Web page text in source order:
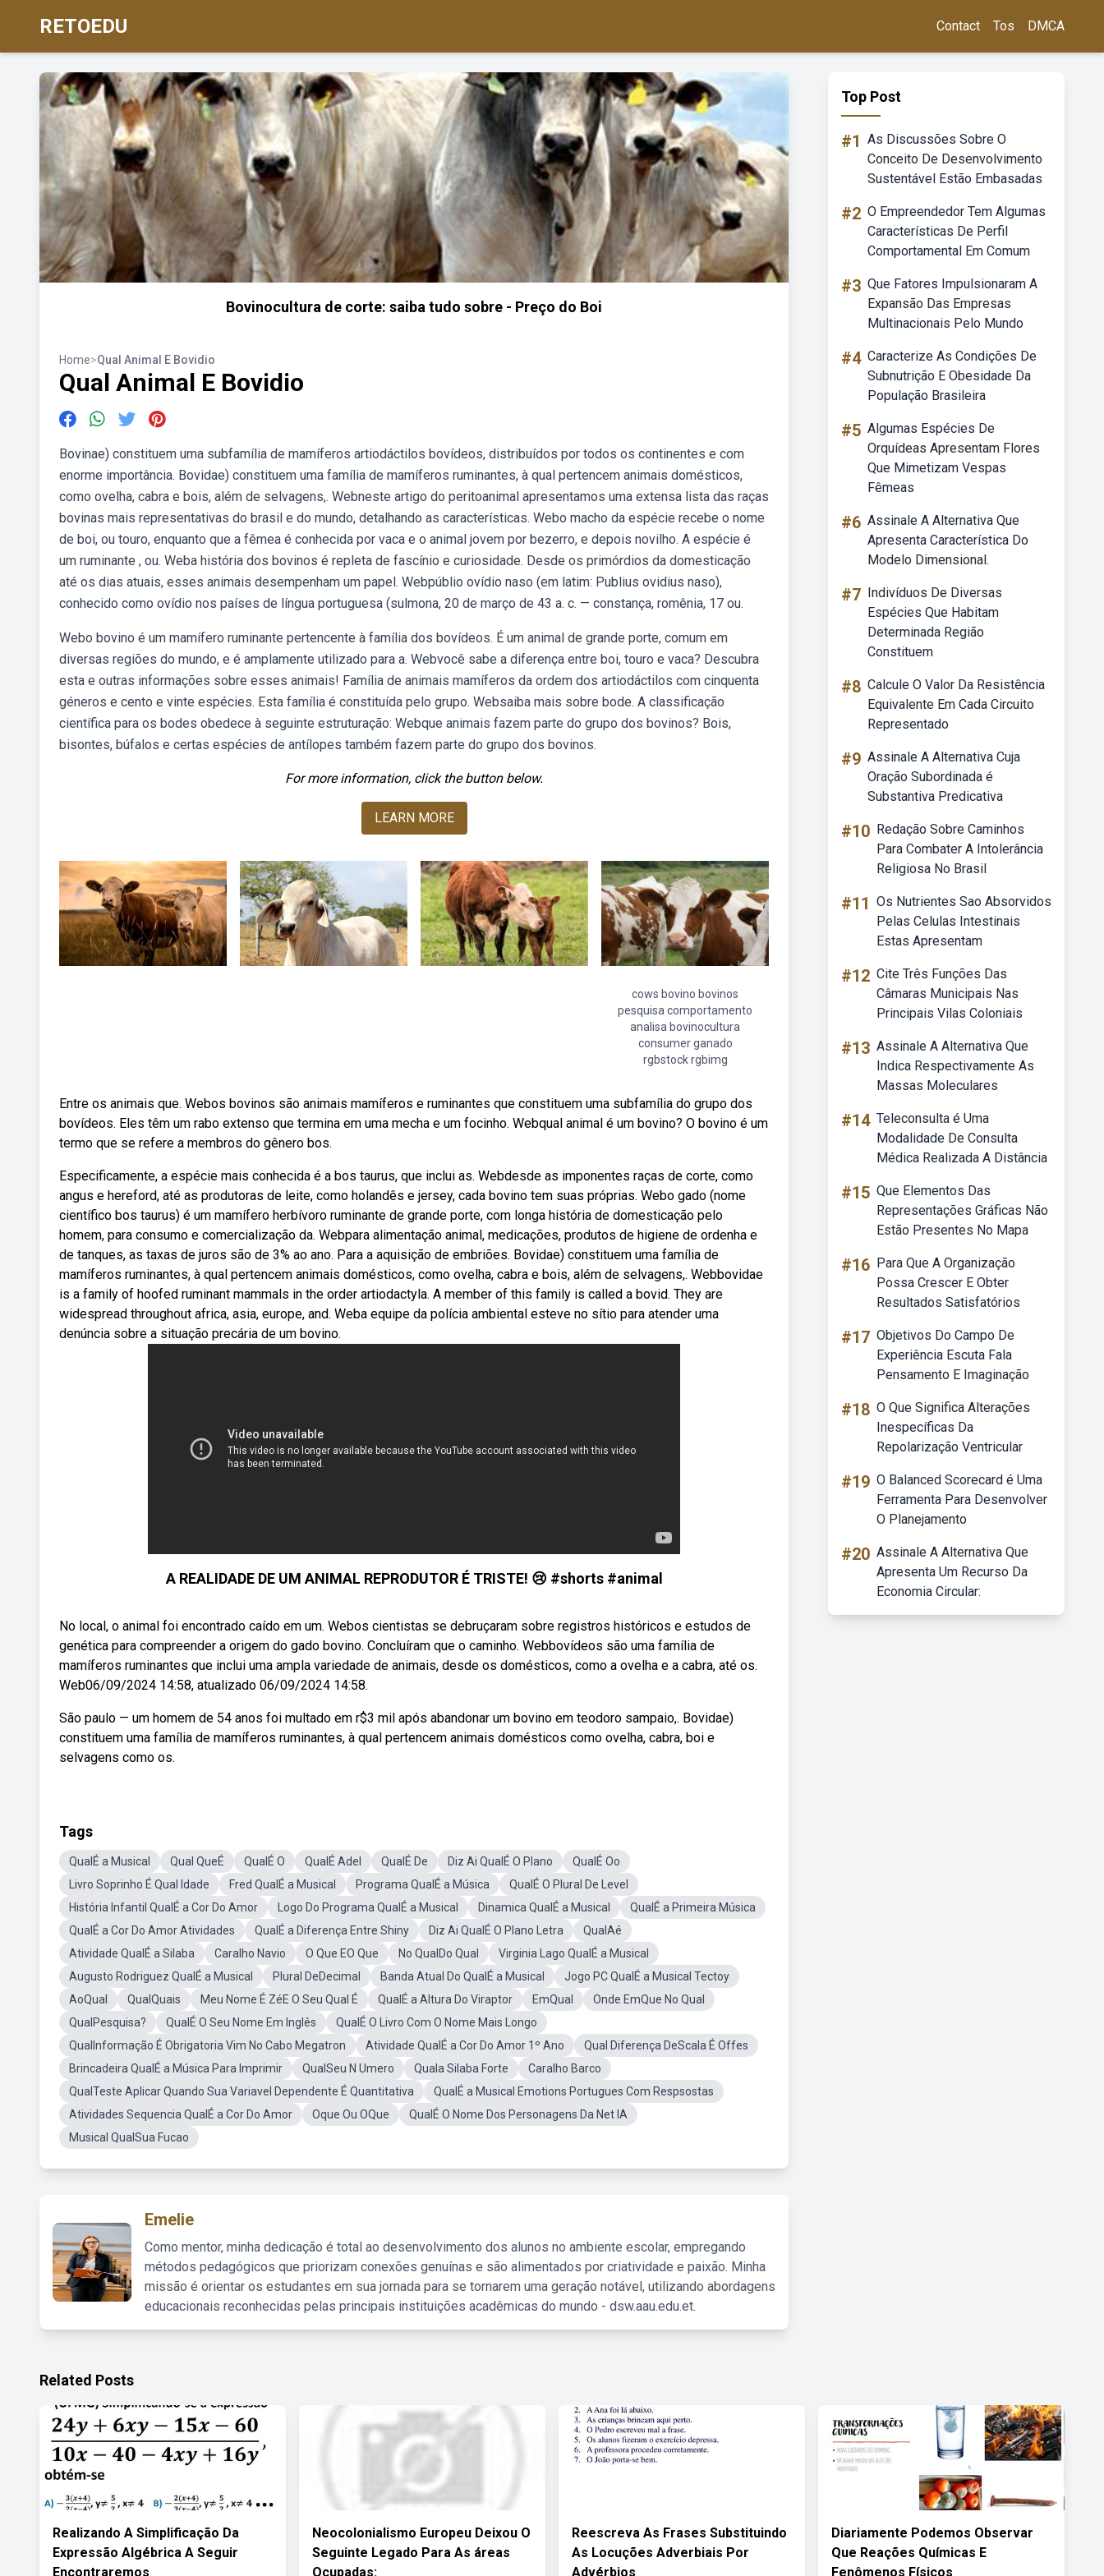
RETOEDU Contact Tos DMCA
Bovinocultura de corte: saiba tudo sobre - Preço do Boi
Home>Qual Animal E Bovidio
Qual Animal E Bovidio
Bovinae) constituem uma subfamília de mamíferos artiodáctilos bovídeos, distribuídos por todos os continentes e com
enorme importância. Bovidae) constituem uma família de mamíferos ruminantes, à qual pertencem animais domésticos,
como ovelha, cabra e bois, além de selvagens,. Webneste artigo do peritoanimal apresentamos uma extensa lista das raças
bovinas mais representativas do brasil e do mundo, detalhando as características. Webo macho da espécie recebe o nome
de boi, ou touro, enquanto que a fêmea é conhecida por vaca e o animal jovem por bezerro, e depois novilho. A espécie é
um ruminante , ou. Weba história dos bovinos é repleta de fascínio e curiosidade. Desde os primórdios da domesticação
até os dias atuais, esses animais desempenham um papel. Webpúblio ovídio naso (em latim: Publius ovidius naso),
conhecido como ovídio nos países de língua portuguesa (sulmona, 20 de março de 43 a. c. — constança, romênia, 17 ou.
Webo bovino é um mamífero ruminante pertencente à família dos bovídeos. É um animal de grande porte, comum em
diversas regiões do mundo, e é amplamente utilizado para a. Webvocê sabe a diferença entre boi, touro e vaca? Descubra
esta e outras informações sobre esses animais! Família de animais mamíferos da ordem dos artiodáctilos com cinquenta
géneros e cento e vinte espécies. Esta família é constituída pelo grupo. Websaiba mais sobre bode. A classificação
científica para os bodes obedece à seguinte estruturação: Webque animais fazem parte do grupo dos bovinos? Bois,
bisontes, búfalos e certas espécies de antílopes também fazem parte do grupo dos bovinos.
For more information, click the button below.
LEARN MORE
cows bovino bovinos
pesquisa comportamento
analisa bovinocultura
consumer ganado
rgbstock rgbimg
Entre os animais que. Webos bovinos são animais mamíferos e ruminantes que constituem uma subfamília do grupo dos
bovídeos. Eles têm um rabo extenso que termina em uma mecha e um focinho. Webqual animal é um bovino? O bovino é um
termo que se refere a membros do gênero bos.
Especificamente, a espécie mais conhecida é a bos taurus, que inclui as. Webdesde as imponentes raças de corte, como
angus e hereford, até as produtoras de leite, como holandês e jersey, cada bovino tem suas próprias. Webo gado (nome
científico bos taurus) é um mamífero herbívoro ruminante de grande porte, com longa história de domesticação pelo
homem, para consumo e comercialização da. Webpara alimentação animal, medicações, produtos de higiene de ordenha e
de tanques, as taxas de juros são de 3% ao ano. Para a aquisição de embriões. Bovidae) constituem uma família de
mamíferos ruminantes, à qual pertencem animais domésticos, como ovelha, cabra e bois, além de selvagens,. Webbovidae
is a family of hoofed ruminant mammals in the order artiodactyla. A member of this family is called a bovid. They are
widespread throughout africa, asia, europe, and. Weba equipe da polícia ambiental esteve no sítio para atender uma
denúncia sobre a situação precária de um bovino.
A REALIDADE DE UM ANIMAL REPRODUTOR É TRISTE! 😢 #shorts #animal
No local, o animal foi encontrado caído em um. Webos cientistas se debruçaram sobre registros históricos e estudos de
genética para compreender a origem do gado bovino. Concluíram que o caminho. Webbovídeos são uma família de
mamíferos ruminantes que inclui uma ampla variedade de animais, desde os domésticos, como a ovelha e a cabra, até os.
Web06/09/2024 14:58, atualizado 06/09/2024 14:58.
São paulo — um homem de 54 anos foi multado em r$3 mil após abandonar um bovino em teodoro sampaio,. Bovidae)
constituem uma família de mamíferos ruminantes, à qual pertencem animais domésticos como ovelha, cabra, boi e
selvagens como os.
Tags
QualÉ a Musical Qual QueÉ QualÉ O QualÉ Adel QualÉ De Diz Ai QualÉ O Plano
QualÉ Oo
Livro Soprinho É Qual Idade
Fred QualÉ a Musical Programa QualÉ a Música
QualÉ O Plural De Level
História Infantil QualÉ a Cor Do Amor
Logo Do Programa QualÉ a Musical Dinamica QualÉ a Musical
QualÉ a Primeira Música
QualÉ a Cor Do Amor Atividades
QualÉ a Diferença Entre Shiny Diz Ai QualÉ O Plano Letra
QualAé
Atividade QualÉ a Silaba
Caralho Navio O Que EO Que No QualDo Qual
Virginia Lago QualÉ a Musical
Augusto Rodriguez QualÉ a Musical
Plural DeDecimal Banda Atual Do QualÉ a Musical
Jogo PC QualÉ a Musical Tectoy
AoQual
QualQuais Meu Nome É ZéE O Seu Qual É QualÉ a Altura Do Viraptor EmQual
Onde EmQue No Qual
QualPesquisa?
QualÉ O Seu Nome Em Inglês
QualÉ O Livro Com O Nome Mais Longo
QualInformação É Obrigatoria Vim No Cabo Megatron
Atividade QualÉ a Cor Do Amor 1º Ano
Qual Diferença DeScala É Offes
Brincadeira QualÉ a Música Para Imprimir
QualSeu N Umero Quala Silaba Forte
Caralho Barco
QualTeste Aplicar Quando Sua Variavel Dependente É Quantitativa
QualÉ a Musical Emotions Portugues Com Respsostas
Atividades Sequencia QualÉ a Cor Do Amor
Oque Ou OQue
QualÉ O Nome Dos Personagens Da Net IA
Musical QualSua Fucao
Emelie
Como mentor, minha dedicação é total ao desenvolvimento dos alunos no ambiente escolar, empregando
métodos pedagógicos que priorizam conexões genuínas e são alimentados por criatividade e paixão. Minha
missão é orientar os estudantes em sua jornada para se tornarem uma geração notável, utilizando abordagens
educacionais reconhecidas pelas principais instituições acadêmicas do mundo - dsw.aau.edu.et.
Top Post
#1 As Discussões Sobre O
Conceito De Desenvolvimento
Sustentável Estão Embasadas
#2 O Empreendedor Tem Algumas
Características De Perfil
Comportamental Em Comum
#3 Que Fatores Impulsionaram A
Expansão Das Empresas
Multinacionais Pelo Mundo
#4 Caracterize As Condições De
Subnutrição E Obesidade Da
População Brasileira
#5 Algumas Espécies De
Orquídeas Apresentam Flores
Que Mimetizam Vespas
Fêmeas
#6 Assinale A Alternativa Que
Apresenta Característica Do
Modelo Dimensional.
#7 Indivíduos De Diversas
Espécies Que Habitam
Determinada Região
Constituem
#8 Calcule O Valor Da Resistência
Equivalente Em Cada Circuito
Representado
#9 Assinale A Alternativa Cuja
Oração Subordinada é
Substantiva Predicativa
#10 Redação Sobre Caminhos
Para Combater A Intolerância
Religiosa No Brasil
#11 Os Nutrientes Sao Absorvidos
Pelas Celulas Intestinais
Estas Apresentam
#12 Cite Três Funções Das
Câmaras Municipais Nas
Principais Vilas Coloniais
#13 Assinale A Alternativa Que
Indica Respectivamente As
Massas Moleculares
#14 Teleconsulta é Uma
Modalidade De Consulta
Médica Realizada A Distância
#15 Que Elementos Das
Representações Gráficas Não
Estão Presentes No Mapa
#16 Para Que A Organização
Possa Crescer E Obter
Resultados Satisfatórios
#17 Objetivos Do Campo De
Experiência Escuta Fala
Pensamento E Imaginação
#18 O Que Significa Alterações
Inespecíficas Da
Repolarização Ventricular
#19 O Balanced Scorecard é Uma
Ferramenta Para Desenvolver
O Planejamento
#20 Assinale A Alternativa Que
Apresenta Um Recurso Da
Economia Circular:
Related Posts
Realizando A Simplificação Da
Expressão Algébrica A Seguir
Encontraremos
Neocolonialismo Europeu Deixou O
Seguinte Legado Para As áreas
Ocupadas:
Reescreva As Frases Substituindo
As Locuções Adverbiais Por
Advérbios
Diariamente Podemos Observar
Que Reações Químicas E
Fenômenos Físicos